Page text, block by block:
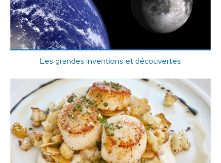
Les grandes inventions et découvertes